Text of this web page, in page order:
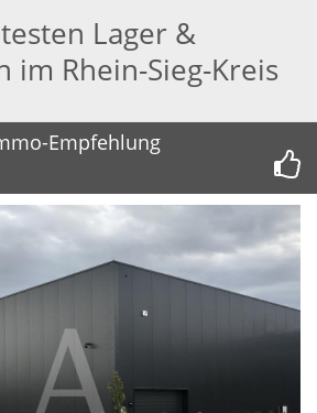
Lager &
im Rhein-Sieg-Kreis
Empfehlung